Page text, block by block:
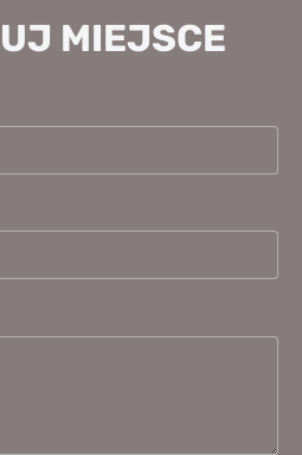
MIEJSCE